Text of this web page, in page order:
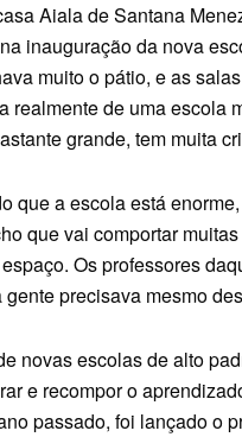
Aiala de Santana
inauguração da nova
muito o pátio, e as
realmente de uma escola
grande, tem muita
que a escola está
que vai comportar
Os professores
precisava mesmo
novas escolas de alto
e recompor o
passado, foi lançado o